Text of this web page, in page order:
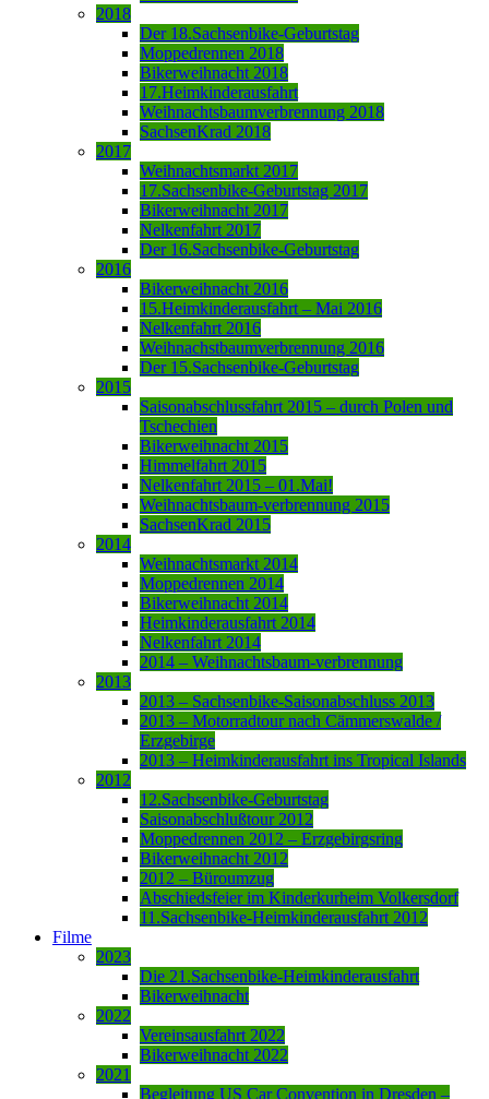
2018
Der 18.Sachsenbike-Geburtstag
Moppedrennen 2018
Bikerweihnacht 2018
17.Heimkinderausfahrt
Weihnachtsbaumverbrennung 2018
SachsenKrad 2018
2017
Weihnachtsmarkt 2017
17.Sachsenbike-Geburtstag 2017
Bikerweihnacht 2017
Nelkenfahrt 2017
Der 16.Sachsenbike-Geburtstag
2016
Bikerweihnacht 2016
15.Heimkinderausfahrt – Mai 2016
Nelkenfahrt 2016
Weihnachstbaumverbrennung 2016
Der 15.Sachsenbike-Geburtstag
2015
Saisonabschlussfahrt 2015 – durch Polen und
Tschechien
Bikerweihnacht 2015
Himmelfahrt 2015
Nelkenfahrt 2015 – 01.Mai!
Weihnachtsbaum-verbrennung 2015
SachsenKrad 2015
2014
Weihnachtsmarkt 2014
Moppedrennen 2014
Bikerweihnacht 2014
Heimkinderausfahrt 2014
Nelkenfahrt 2014
2014 – Weihnachtsbaum-verbrennung
2013
2013 – Sachsenbike-Saisonabschluss 2013
2013 – Motorradtour nach Cämmerswalde /
Erzgebirge
2013 – Heimkinderausfahrt ins Tropical Islands
2012
12.Sachsenbike-Geburtstag
Saisonabschlußtour 2012
Moppedrennen 2012 – Erzgebirgsring
Bikerweihnacht 2012
2012 – Büroumzug
Abschiedsfeier im Kinderkurheim Volkersdorf
11.Sachsenbike-Heimkinderausfahrt 2012
Filme
2023
Die 21.Sachsenbike-Heimkinderausfahrt
Bikerweihnacht
2022
Vereinsausfahrt 2022
Bikerweihnacht 2022
2021
Begleitung US Car Convention in Dresden –